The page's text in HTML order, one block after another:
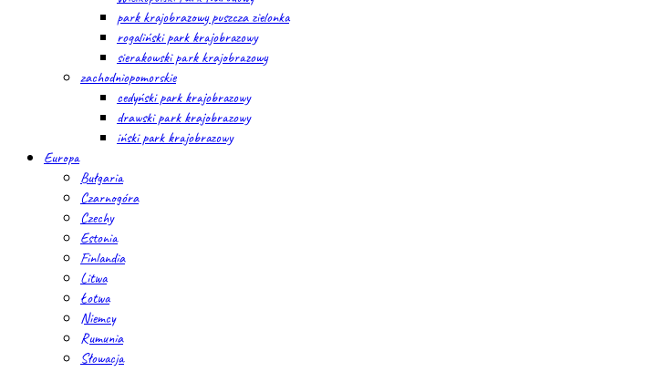
park krajobrazowy puszcza zielonka
rogaliński park krajobrazowy
sierakowski park krajobrazowy
zachodniopomorskie
cedyński park krajobrazowy
drawski park krajobrazowy
iński park krajobrazowy
Europa
Bułgaria
Czarnogóra
Czechy
Estonia
Finlandia
Litwa
Łotwa
Niemcy
Rumunia
Słowacja